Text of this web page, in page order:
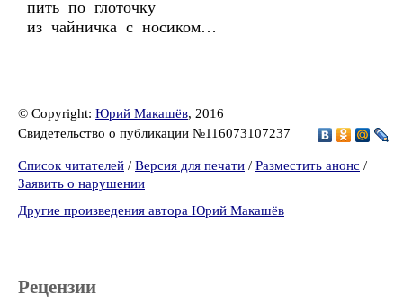
пить по глоточку
из чайничка с носиком…
© Copyright: Юрий Макашёв, 2016
Свидетельство о публикации №116073107237
Список читателей / Версия для печати / Разместить анонс /
Заявить о нарушении
Другие произведения автора Юрий Макашёв
Рецензии